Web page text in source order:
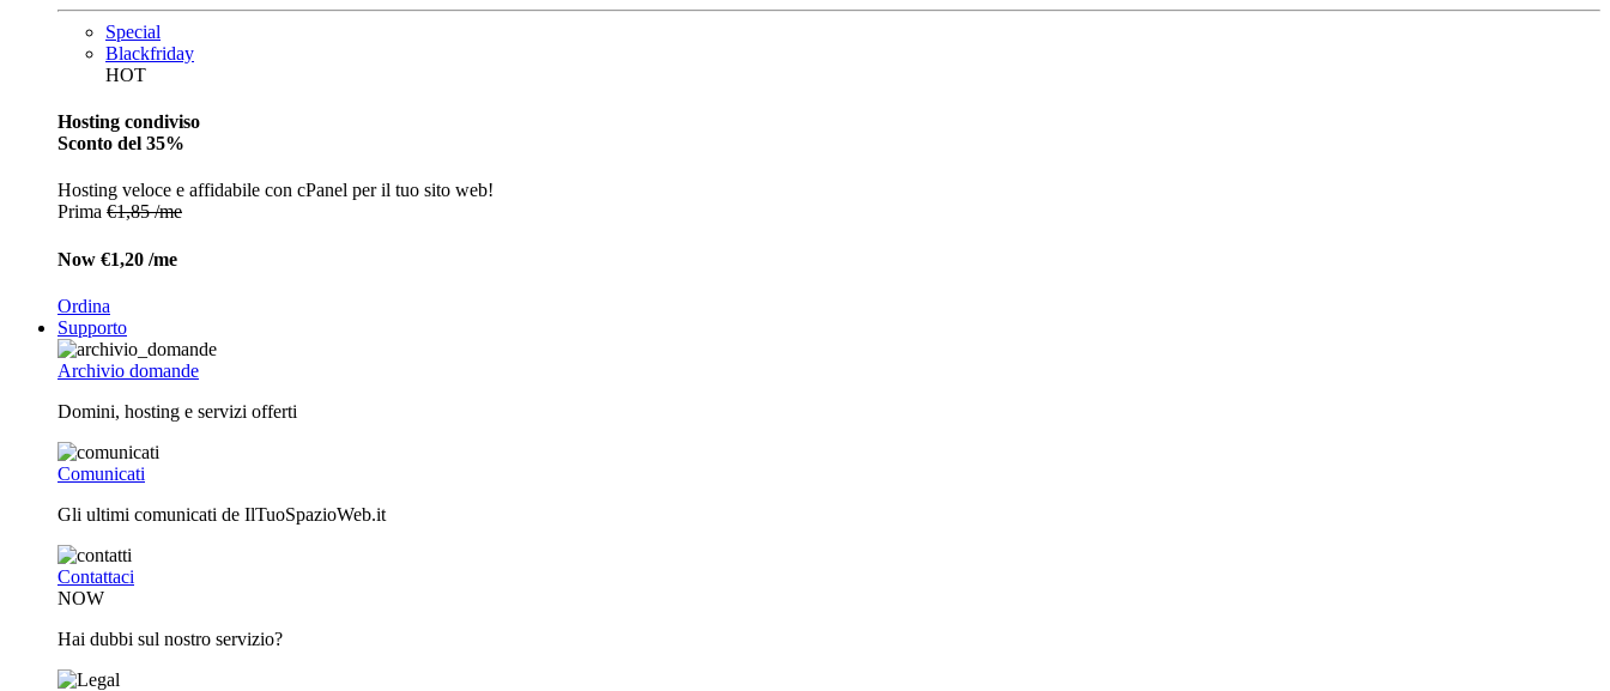
Special
Blackfriday
HOT
Hosting condiviso
Sconto del 35%
Hosting veloce e affidabile con cPanel per il tuo sito web!
Prima €1,85 /me
Now €1,20 /me
Ordina
Supporto
Archivio domande
Domini, hosting e servizi offerti
Comunicati
Gli ultimi comunicati de IlTuoSpazioWeb.it
Contattaci
NOW
Hai dubbi sul nostro servizio?